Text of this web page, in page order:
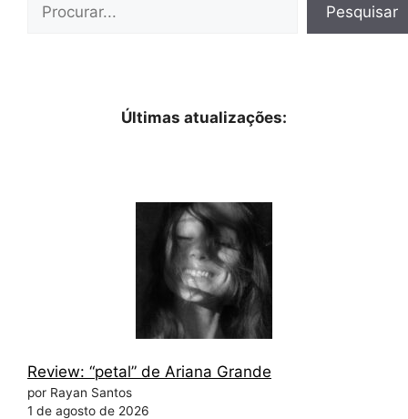
Pesquisar
Últimas atualizações:
Review: “petal” de Ariana Grande
por Rayan Santos
1 de agosto de 2026